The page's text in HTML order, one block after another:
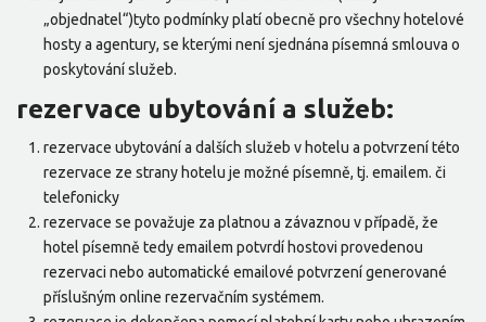
„objednatel“)tyto podmínky platí obecně pro všechny hotelové
hosty a agentury, se kterými není sjednána písemná smlouva o
poskytování služeb.
rezervace ubytování a služeb:
rezervace ubytování a dalších služeb v hotelu a potvrzení této
rezervace ze strany hotelu je možné písemně, tj. emailem. či
telefonicky
rezervace se považuje za platnou a závaznou v případě, že
hotel písemně tedy emailem potvrdí hostovi provedenou
rezervaci nebo automatické emailové potvrzení generované
příslušným online rezervačním systémem.